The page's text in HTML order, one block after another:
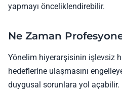
yapmayı önceliklendirebilir.
Ne Zaman
Yönelim hiyerarşisinin işlevsiz
hedeflerine ulaşmasını
duygusal sorunlara yol açabilir.